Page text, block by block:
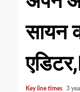
सायन
Key line times 3